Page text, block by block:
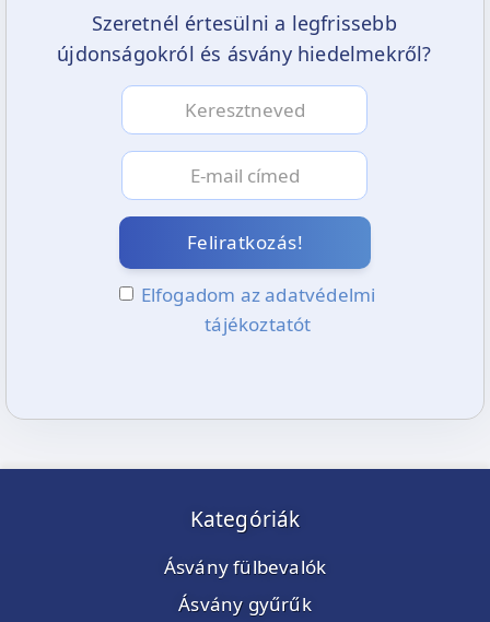
Szeretnél értesülni a legfrissebb
újdonságokról és ásvány hiedelmekről?
Feliratkozás!
Elfogadom az adatvédelmi
tájékoztatót
Kategóriák
Ásvány fülbevalók
Ásvány gyűrűk